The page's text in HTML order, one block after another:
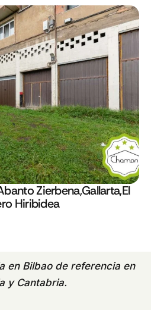
Zierbena,Gallarta,El
Hiribidea
en Bilbaode referencia en
y Cantabria.